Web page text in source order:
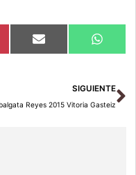
Compartir
en
Email
en
SIGUIENTE
Reyes 2015 Vitoria Gasteiz